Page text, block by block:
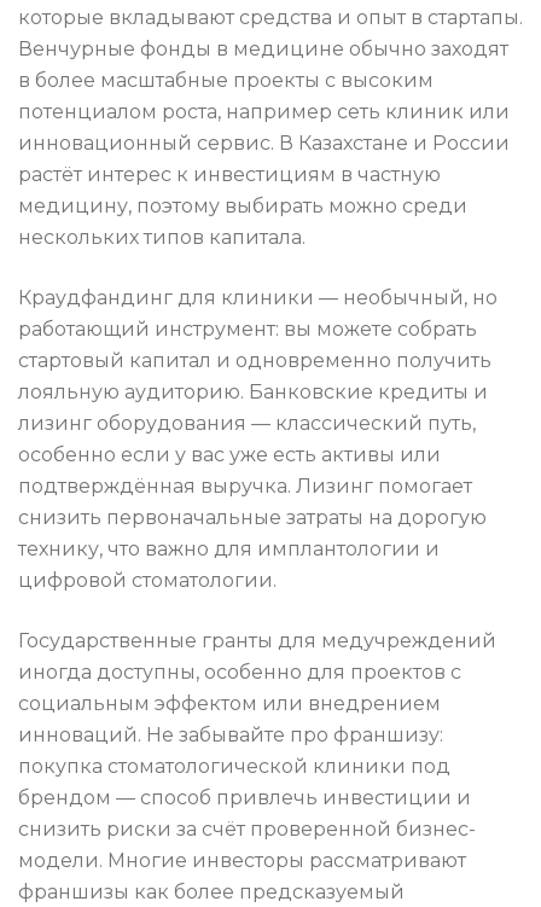
которые вкладывают средства и опыт в стартапы.
Венчурные фонды в медицине обычно заходят
в более масштабные проекты с высоким
потенциалом роста, например сеть клиник или
инновационный сервис. В Казахстане и России
растёт интерес к инвестициям в частную
медицину, поэтому выбирать можно среди
нескольких типов капитала.
Краудфандинг для клиники — необычный, но
работающий инструмент: вы можете собрать
стартовый капитал и одновременно получить
лояльную аудиторию. Банковские кредиты и
лизинг оборудования — классический путь,
особенно если у вас уже есть активы или
подтверждённая выручка. Лизинг помогает
снизить первоначальные затраты на дорогую
технику, что важно для имплантологии и
цифровой стоматологии.
Государственные гранты для медучреждений
иногда доступны, особенно для проектов с
социальным эффектом или внедрением
инноваций. Не забывайте про франшизу:
покупка стоматологической клиники под
брендом — способ привлечь инвестиции и
снизить риски за счёт проверенной бизнес-
модели. Многие инвесторы рассматривают
франшизы как более предсказуемый